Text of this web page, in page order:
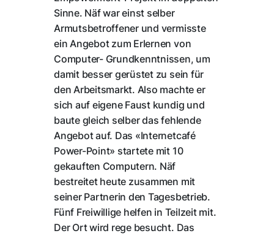
Sinne. Näf war einst selber
Armutsbetroffener und vermisste
ein Angebot zum Erlernen von
Computer- Grundkenntnissen, um
damit besser gerüstet zu sein für
den Arbeitsmarkt. Also machte er
sich auf eigene Faust kundig und
baute gleich selber das fehlende
Angebot auf. Das «Internetcafé
Power-Point» startete mit 10
gekauften Computern. Näf
bestreitet heute zusammen mit
seiner Partnerin den Tagesbetrieb.
Fünf Freiwillige helfen in Teilzeit mit.
Der Ort wird rege besucht. Das